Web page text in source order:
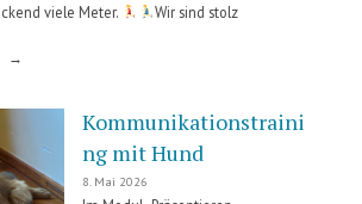
viele Meter.
Wir sind stolz
„Sternenlauf
a/b“
Kommunikationstraini
ng mit Hund
8. Mai 2026